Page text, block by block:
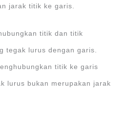
jarak titik ke garis.
titik dan titik
tegak lurus dengan garis.
titik ke garis
lurus bukan merupakan jarak